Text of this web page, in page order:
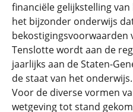
financiële gelijkstelling
het bijzonder onderwijs
bekostigingsvoorwaarden
Tenslotte wordt aan de
jaarlijks aan de Staten-
de staat van het onderwijs.
Voor de diverse vormen
wetgeving tot stand